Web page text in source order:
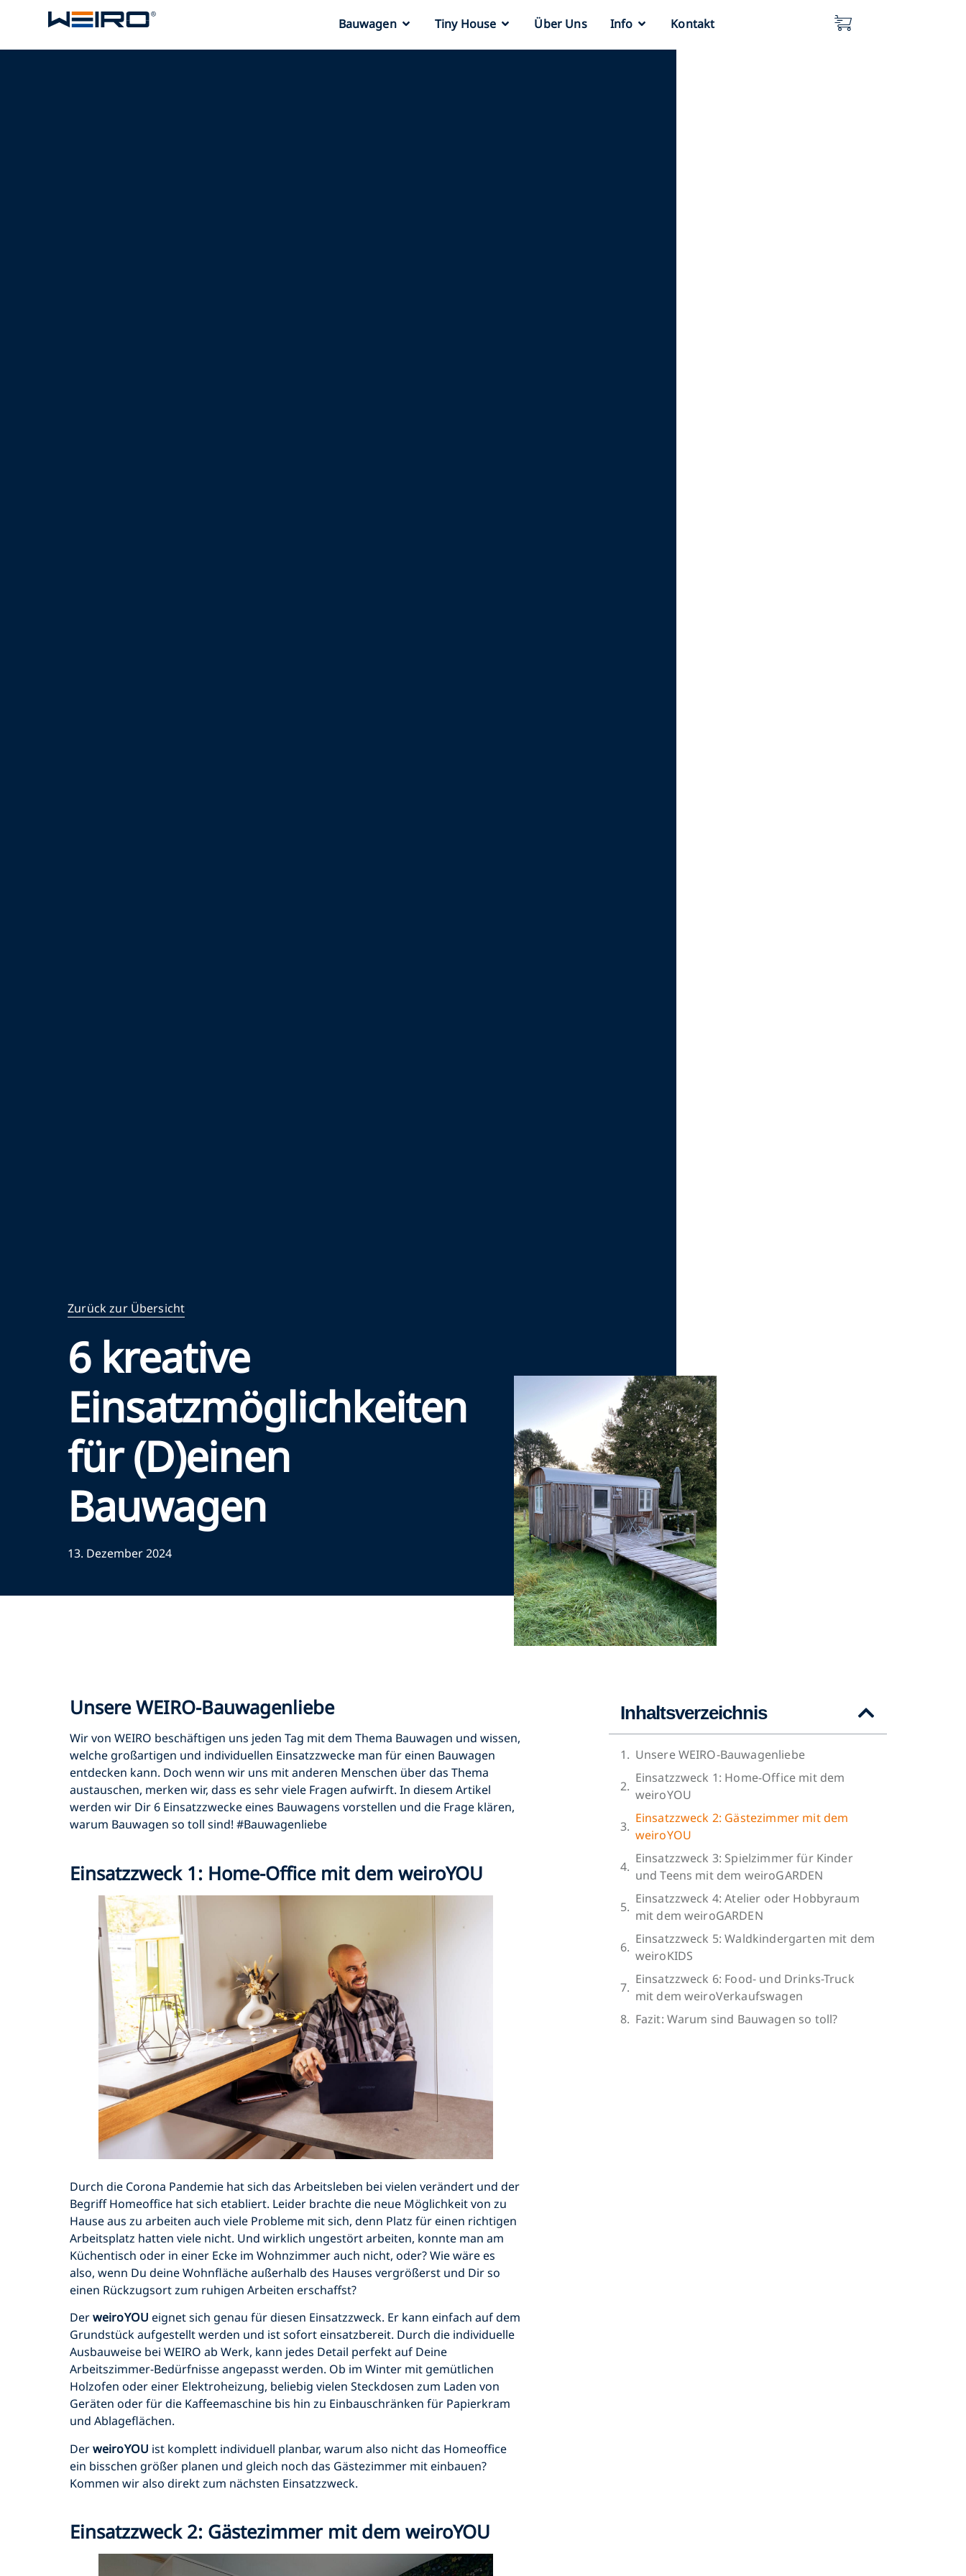
Bauwagen Tiny House Über Uns Info Kontakt
Zurück zur Übersicht
6 kreative
Einsatzmöglichkeiten
für (D)einen
Bauwagen
13. Dezember 2024
Unsere WEIRO-Bauwagenliebe
Wir von WEIRO beschäftigen uns jeden Tag mit dem Thema Bauwagen und wissen,
welche großartigen und individuellen Einsatzzwecke man für einen Bauwagen
entdecken kann. Doch wenn wir uns mit anderen Menschen über das Thema
austauschen, merken wir, dass es sehr viele Fragen aufwirft. In diesem Artikel
werden wir Dir 6 Einsatzzwecke eines Bauwagens vorstellen und die Frage klären,
warum Bauwagen so toll sind! #Bauwagenliebe
Einsatzzweck 1: Home-Office mit dem weiroYOU
Durch die Corona Pandemie hat sich das Arbeitsleben bei vielen verändert und der
Begriff Homeoffice hat sich etabliert. Leider brachte die neue Möglichkeit von zu
Hause aus zu arbeiten auch viele Probleme mit sich, denn Platz für einen richtigen
Arbeitsplatz hatten viele nicht. Und wirklich ungestört arbeiten, konnte man am
Küchentisch oder in einer Ecke im Wohnzimmer auch nicht, oder? Wie wäre es
also, wenn Du deine Wohnfläche außerhalb des Hauses vergrößerst und Dir so
einen Rückzugsort zum ruhigen Arbeiten erschaffst?
DerweiroYOU eignet sich genau für diesen Einsatzzweck. Er kann einfach auf dem
Grundstück aufgestellt werden und ist sofort einsatzbereit. Durch die individuelle
Ausbauweise bei WEIRO ab Werk, kann jedes Detail perfekt auf Deine
Arbeitszimmer-Bedürfnisse angepasst werden. Ob im Winter mit gemütlichen
Holzofen oder einer Elektroheizung, beliebig vielen Steckdosen zum Laden von
Geräten oder für die Kaffeemaschine bis hin zu Einbauschränken für Papierkram
und Ablageflächen.
DerweiroYOU ist komplett individuell planbar, warum also nicht das Homeoffice
ein bisschen größer planen und gleich noch das Gästezimmer mit einbauen?
Kommen wir also direkt zum nächsten Einsatzzweck.
Einsatzzweck 2: Gästezimmer mit dem weiroYOU
Inhaltsverzeichnis
Unsere WEIRO-Bauwagenliebe
Einsatzzweck 1: Home-Office mit dem
weiroYOU
Einsatzzweck 2: Gästezimmer mit dem
weiroYOU
Einsatzzweck 3: Spielzimmer für Kinder
und Teens mit dem weiroGARDEN
Einsatzzweck 4: Atelier oder Hobbyraum
mit dem weiroGARDEN
Einsatzzweck 5: Waldkindergarten mit dem
weiroKIDS
Einsatzzweck 6: Food- und Drinks-Truck
mit dem weiroVerkaufswagen
Fazit: Warum sind Bauwagen so toll?